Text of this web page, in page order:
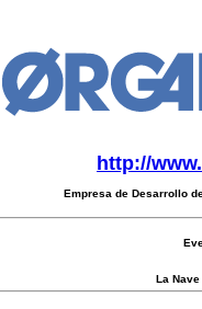
http://
Empresa de Desarrollo
La